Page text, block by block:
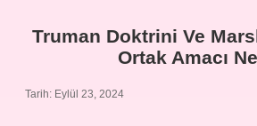
Truman Doktrini Ve
Ortak Amacı
Tarih: Eylül 23, 2024